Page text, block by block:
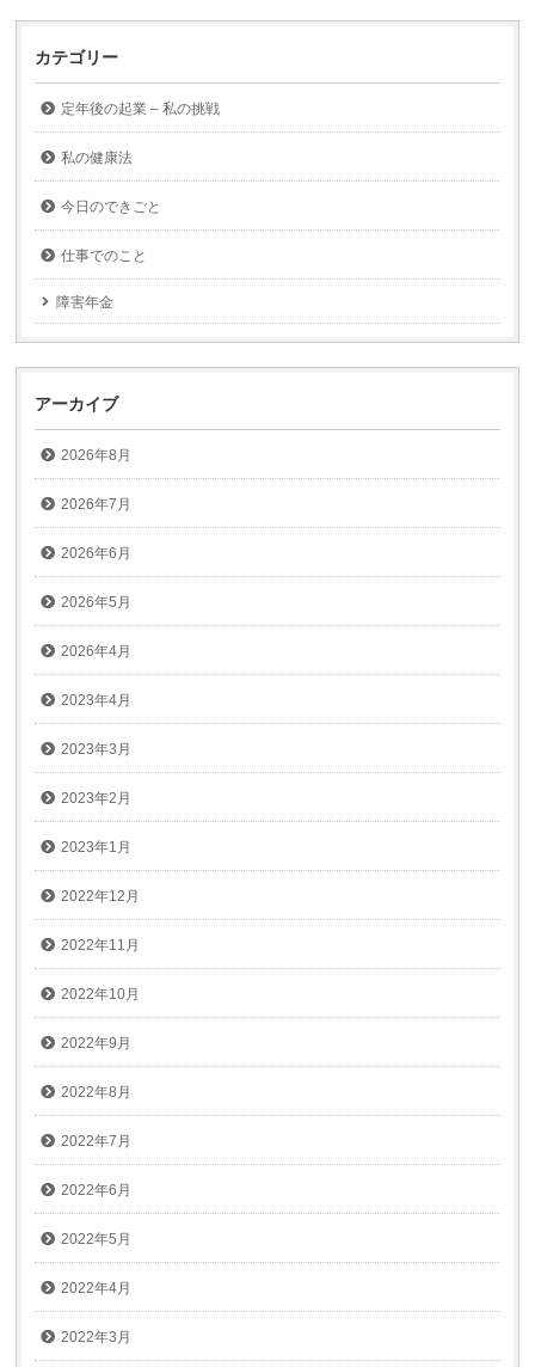
カテゴリー
定年後の起業 – 私の挑戦
私の健康法
今日のできごと
仕事でのこと
障害年金
アーカイブ
2026年8月
2026年7月
2026年6月
2026年5月
2026年4月
2023年4月
2023年3月
2023年2月
2023年1月
2022年12月
2022年11月
2022年10月
2022年9月
2022年8月
2022年7月
2022年6月
2022年5月
2022年4月
2022年3月